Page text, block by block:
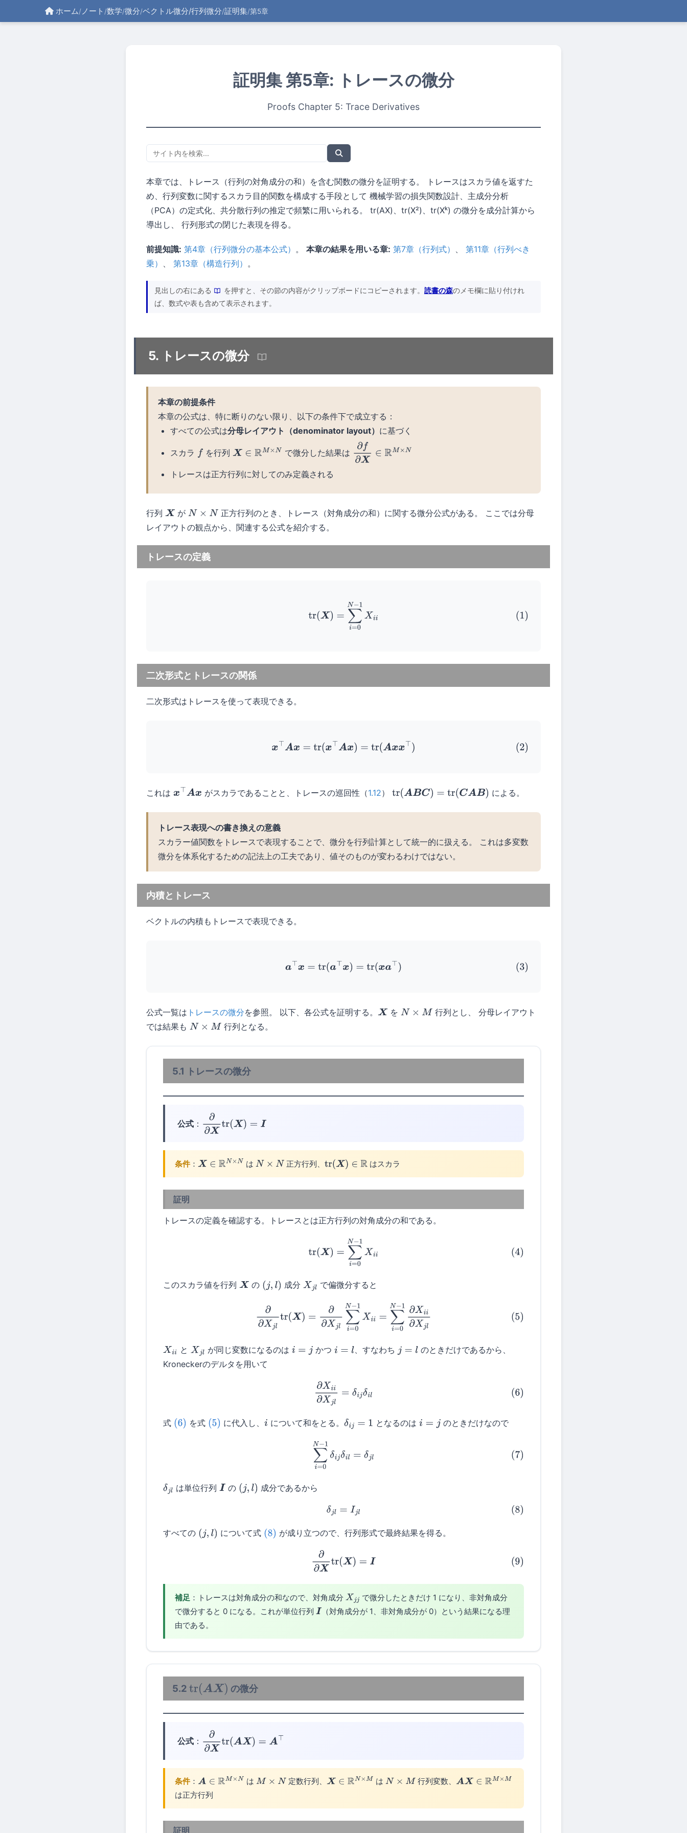
ホーム/ノート /数学/微分/ベクトル微分/行列微分/証明集/第5章
証明集 第5章: トレースの微分
Proofs Chapter 5: Trace Derivatives
本章では、トレース（行列の対角成分の和）を含む関数の微分を証明する。 トレースはスカラ値を返すた
め、行列変数に関するスカラ目的関数を構成する手段として 機械学習の損失関数設計、主成分分析
（PCA）の定式化、共分散行列の推定で頻繁に用いられる。 tr(AX)、tr(X²)、tr(Xᵏ) の微分を成分計算から
導出し、 行列形式の閉じた表現を得る。
前提知識: 第4章（行列微分の基本公式） 。 本章の結果を用いる章: 第7章（行列式） 、 第11章（行列べき
乗） 、 第13章（構造行列） 。
見出しの右にある を押すと、その節の内容がクリップボードにコピーされます。 読書の森のメモ欄に貼り付けれ
ば、数式や表も含めて表示されます。
5. トレースの微分
本章の前提条件
本章の公式は、特に断りのない限り、以下の条件下で成立する：
すべての公式は分母レイアウト（denominator layout） に基づく
スカラ f を行列X∈ RM×N で微分した結果は ∂f∂X∈R M×N
トレースは正方行列に対してのみ定義される
行列 X が N× N
正方行列のとき、トレース（対角成分の和）に関する微分公式がある。 ここでは分母
レイアウトの観点から、関連する公式を紹介する。
トレースの定義
tr (X) =0N −1X
二次形式とトレースの関係
二次形式はトレースを使って表現できる。
(2)x ⊤ Ax=tr x⊤Ax =tr(Axx⊤)
これは x⊤ Ax がスカラであることと、トレースの巡回性（1.12） tr(ABC)=tr( CAB) による。
トレース表現への書き換えの意義
スカラー値関数をトレースで表現することで、微分を行列計算として統一的に扱える。 これは多変数
微分を体系化するための記法上の工夫であり、値そのものが変わるわけではない。
内積とトレース
ベクトルの内積もトレースで表現できる。
(3) a⊤x=tr( a ⊤ x )=tr(xa⊤)
公式一覧は トレースの微分を参照。 以下、各公式を証明する。 X を N× M
行列とし、 分母レイアウト
では結果も N× M 行列となる。
5.1 トレースの微分
公式 ： ∂∂Xtr(X)=I
条件：X∈ RN×N は N× N 正方行列、tr(X)∈ R はスカラ
証明
トレースの定義を確認する。トレースとは正方行列の対角成分の和である。
tr X) =0N
このスカラ値を行列 X の (j,l) 成分 Xjl で偏微分すると
∂∂ ( X)= ∑i= N−1X ii= 0N−1 ∂Xii∂X
Xii と Xjl が同じ変数になるのは i=j かつ i=l 、すなわち j=l
のときだけであるから、
Kroneckerのデルタを用いて
(6)∂Xii ∂Xj = ijδ i
式 (6) を式 (5) に代入し、i について和をとる。δij=1 となるのはi=j のときだけなので
(7)∑i= 0 − l=
δjl は単位行列 I の (j,l) 成分であるから
(8) δjl =Ijl
すべての (j,l) について式 (8) が成り立つので、行列形式で最終結果を得る。
(9) ∂∂X tr(X )=
補足 ：トレースは対角成分の和なので、対角成分Xjj
で微分したときだけ 1 になり、非対角成分
で微分すると 0 になる。これが単位行列 I （対角成分が 1、非対角成分が 0）という結果になる理
由である。
5.2tr(AX) の微分
公式 ： ∂∂Xtr(AX)=A⊤
条件： A∈ RM×N は M× N 定数行列、 X∈ RN×M は N× M 行列変数、 AX∈RM ×M
は正方行列
証明